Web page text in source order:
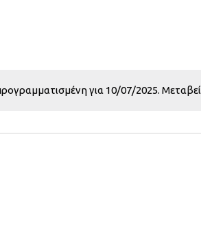
για 10/07/2025.